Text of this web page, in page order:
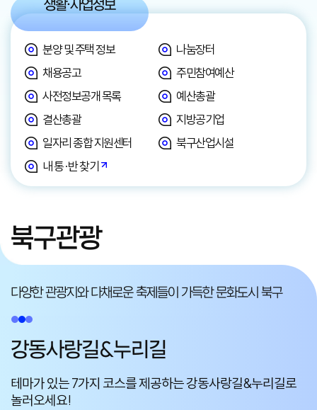
생활·사업정보
분양 및 주택 정보
나눔장터
채용공고
주민참여예산
사전정보공개 목록
예산총괄
결산총괄
지방공기업
일자리 종합 지원센터
북구산업시설
내 통·반 찾기
북구관광
다양한 관광지와 다채로운 축제들이 가득한 문화도시 북구
강동사랑길&누리길
테마가 있는 7가지 코스를 제공하는 강동사랑길&누리길로
놀러오세요!